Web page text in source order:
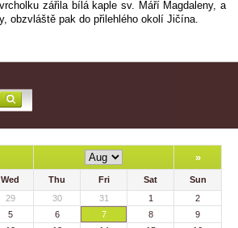
vrcholku zářila bílá kaple sv. Máří Magdaleny, a
obzvláště pak do přilehlého okolí Jičína.
»
Wed Thu Fri Sat
Sun
29 30 31 1
2
5 6 7 8
9